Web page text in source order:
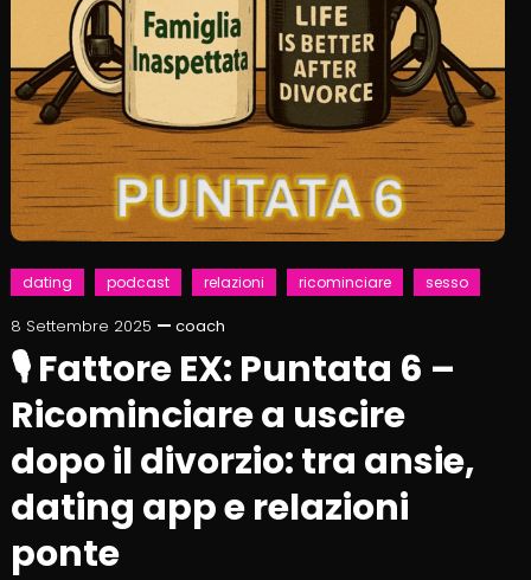
dating podcast relazioni ricominciare sesso
8 Settembre 2025 coach
🎙️ Fattore EX: Puntata 6 –
Ricominciare a uscire
dopo il divorzio: tra ansie,
dating app e relazioni
ponte